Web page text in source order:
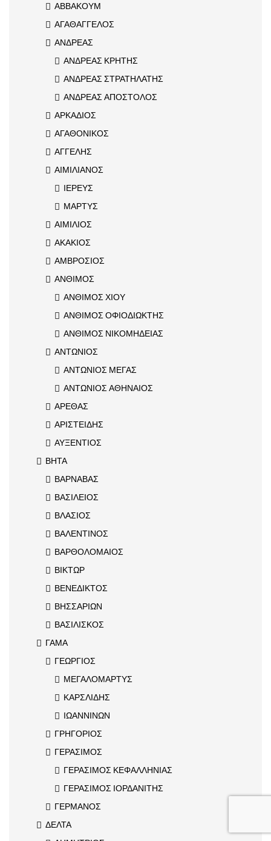
ΑΒΒΑΚΟΥΜ
ΑΓΑΘΑΓΓΕΛΟΣ
ΑΝΔΡΕΑΣ
ΑΝΔΡΕΑΣ ΚΡΗΤΗΣ
ΑΝΔΡΕΑΣ ΣΤΡΑΤΗΛΑΤΗΣ
ΑΝΔΡΕΑΣ ΑΠΟΣΤΟΛΟΣ
ΑΡΚΑΔΙΟΣ
ΑΓΑΘΟΝΙΚΟΣ
ΑΓΓΕΛΗΣ
ΑΙΜΙΛΙΑΝΟΣ
ΙΕΡΕΥΣ
ΜΑΡΤΥΣ
ΑΙΜΙΛΙΟΣ
ΑΚΑΚΙΟΣ
ΑΜΒΡΟΣΙΟΣ
ΑΝΘΙΜΟΣ
ΑΝΘΙΜΟΣ ΧΙΟΥ
ΑΝΘΙΜΟΣ ΟΦΙΟΔΙΩΚΤΗΣ
ΑΝΘΙΜΟΣ ΝΙΚΟΜΗΔΕΙΑΣ
ΑΝΤΩΝΙΟΣ
ΑΝΤΩΝΙΟΣ ΜΕΓΑΣ
ΑΝΤΩΝΙΟΣ ΑΘΗΝΑΙΟΣ
ΑΡΕΘΑΣ
ΑΡΙΣΤΕΙΔΗΣ
ΑΥΞΕΝΤΙΟΣ
ΒΗΤΑ
ΒΑΡΝΑΒΑΣ
ΒΑΣΙΛΕΙΟΣ
ΒΛΑΣΙΟΣ
ΒΑΛΕΝΤΙΝΟΣ
ΒΑΡΘΟΛΟΜΑΙΟΣ
ΒΙΚΤΩΡ
ΒΕΝΕΔΙΚΤΟΣ
ΒΗΣΣΑΡΙΩΝ
ΒΑΣΙΛΙΣΚΟΣ
ΓΑΜΑ
ΓΕΩΡΓΙΟΣ
ΜΕΓΑΛΟΜΑΡΤΥΣ
ΚΑΡΣΛΙΔΗΣ
ΙΩΑΝΝΙΝΩΝ
ΓΡΗΓΟΡΙΟΣ
ΓΕΡΑΣΙΜΟΣ
ΓΕΡΑΣΙΜΟΣ ΚΕΦΑΛΛΗΝΙΑΣ
ΓΕΡΑΣΙΜΟΣ ΙΟΡΔΑΝΙΤΗΣ
ΓΕΡΜΑΝΟΣ
ΔΕΛΤΑ